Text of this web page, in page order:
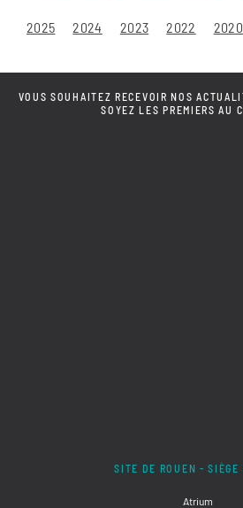
2025 2024 2023 2022 2020
VOUS SOUHAITEZ RECEVOIR NOS
SOYEZ LES PREMIERS AU
SITE DE ROUEN - SIÈGE
Atrium